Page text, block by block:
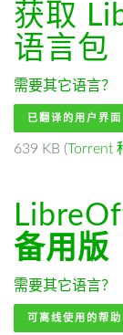
获取
语言包
需要其它语言？
已翻译的用户界面
639 KB (Torrent
备用版
需要其它语言？
可离线使用的帮助